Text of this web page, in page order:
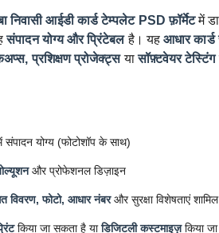
निवासी आईडी कार्ड टेम्पलेट PSD फ़ॉर्मेटमें
संपादन योग्य और प्रिंटेबलहै। यहआधार
प्रशिक्षण प्रोजेक्ट्सयासॉफ़्टवेयर टेस्टिंग
संपादन योग्य (फोटोशॉप के साथ)
और प्रोफेशनल डिज़ाइन
विवरण, फोटो, आधार नंबरऔर सुरक्षा विशेषताएं शामिल
किया जा सकता है याडिजिटली कस्टमाइज़किया